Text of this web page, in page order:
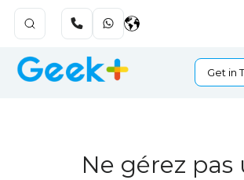
Get in
Ne gérez pas